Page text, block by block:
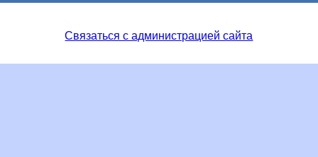
Связаться с администрацией сайта